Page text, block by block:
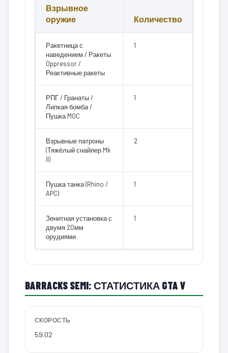
Взрывное
оружие
Количество
Ракетница с
наведением / Ракеты
Oppressor /
Реактивные ракеты
1
РПГ / Гранаты /
Липкая бомба /
Пушка MOC
1
Взрывные патроны
(Тяжёлый снайпер Mk
II)
2
Пушка танка (Rhino /
APC)
1
Зенитная установка с
двумя 20мм
орудиями
1
BARRACKS SEMI: СТАТИСТИКА GTA V
СКОРОСТЬ
59.02